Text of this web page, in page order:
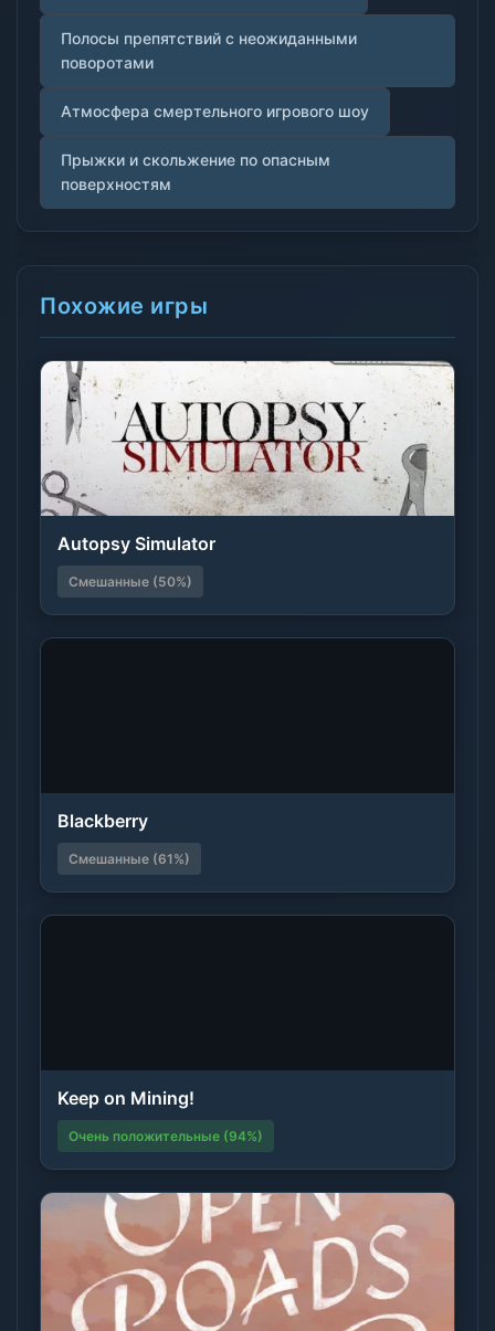
Полосы препятствий с неожиданными
поворотами
Атмосфера смертельного игрового шоу
Прыжки и скольжение по опасным
поверхностям
Похожие игры
Autopsy Simulator
Смешанные (50%)
Blackberry
Смешанные (61%)
Keep on Mining!
Очень положительные (94%)